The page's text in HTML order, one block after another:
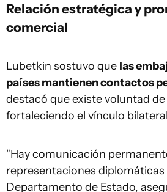
Relación estratégica y
comercial
Lubetkin sostuvo que las
países mantienen contactos
destacó que existe voluntad
fortaleciendo el vínculo
"Hay comunicación
representaciones
Departamento de Estado,